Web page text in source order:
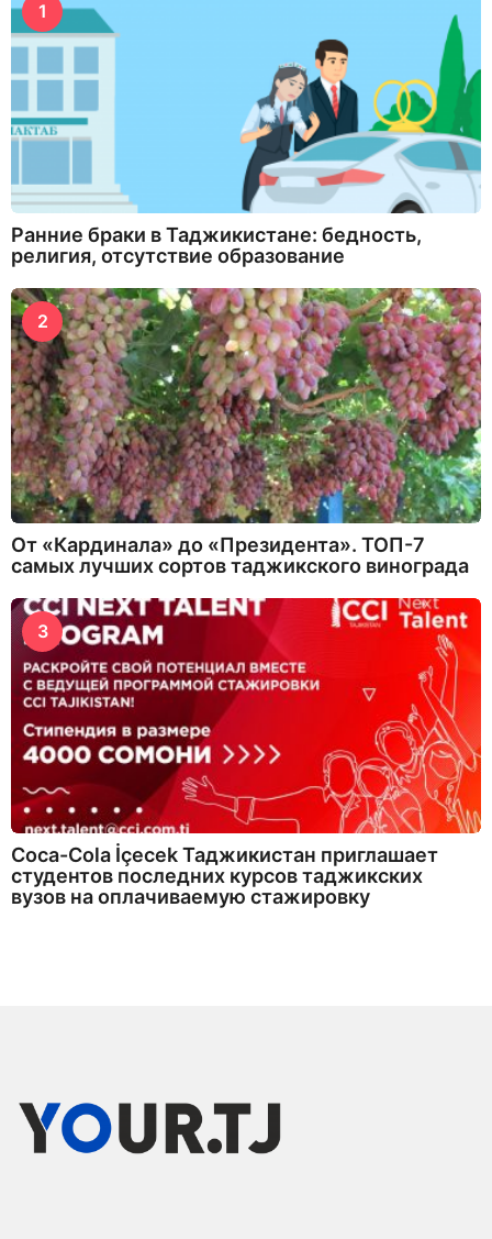
1
Ранние браки в Таджикистане: бедность,
религия, отсутствие образование
2
От «Кардинала» до «Президента». ТОП-7
самых лучших сортов таджикского винограда
3
Coca-Cola İçecek Таджикистан приглашает
студентов последних курсов таджикских
вузов на оплачиваемую стажировку